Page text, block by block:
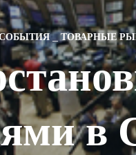
ТОВАРНЫЕ
в